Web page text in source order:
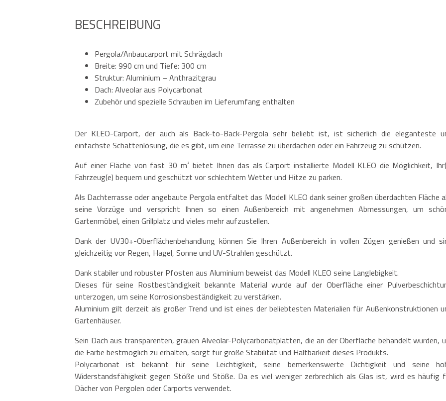
BESCHREIBUNG
Pergola/Anbaucarport mit Schrägdach
Breite: 990 cm und Tiefe: 300 cm
Struktur: Aluminium – Anthrazitgrau
Dach: Alveolar aus Polycarbonat
Zubehör und spezielle Schrauben im Lieferumfang enthalten
Der KLEO-Carport, der auch als Back-to-Back-Pergola sehr beliebt ist, ist sicherlich die eleganteste
einfachste Schattenlösung, die es gibt, um eine Terrasse zu überdachen oder ein Fahrzeug zu schützen.
Auf einer Fläche von fast 30 m² bietet Ihnen das als Carport installierte Modell KLEO die Möglichkeit,
Fahrzeug(e) bequem und geschützt vor schlechtem Wetter und Hitze zu parken.
Als Dachterrasse oder angebaute Pergola entfaltet das Modell KLEO dank seiner großen überdachten Fläche
seine Vorzüge und verspricht Ihnen so einen Außenbereich mit angenehmen Abmessungen, um
Gartenmöbel, einen Grillplatz und vieles mehr aufzustellen.
Dank der UV30+-Oberflächenbehandlung können Sie Ihren Außenbereich in vollen Zügen genießen und
gleichzeitig vor Regen, Hagel, Sonne und UV-Strahlen geschützt.
Dank stabiler und robuster Pfosten aus Aluminium beweist das Modell KLEO seine Langlebigkeit.
Dieses für seine Rostbeständigkeit bekannte Material wurde auf der Oberfläche einer
unterzogen, um seine Korrosionsbeständigkeit zu verstärken.
Aluminium gilt derzeit als großer Trend und ist eines der beliebtesten Materialien für Außenkonstruktionen
Gartenhäuser.
Sein Dach aus transparenten, grauen Alveolar-Polycarbonatplatten, die an der Oberfläche behandelt wurden,
die Farbe bestmöglich zu erhalten, sorgt für große Stabilität und Haltbarkeit dieses Produkts.
Polycarbonat ist bekannt für seine Leichtigkeit, seine bemerkenswerte Dichtigkeit und seine
Widerstandsfähigkeit gegen Stöße und Stöße. Da es viel weniger zerbrechlich als Glas ist, wird es häufig
Dächer von Pergolen oder Carports verwendet.